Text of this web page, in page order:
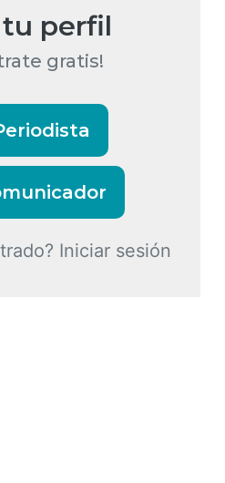
tu perfil
gratis!
Iniciar sesión